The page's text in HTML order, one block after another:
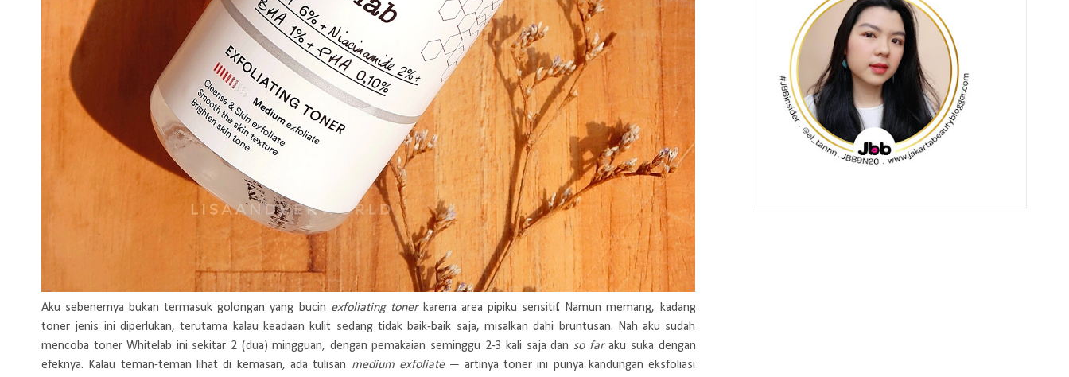
Aku sebenernya bukan termasuk golongan yang bucin exfoliating toner karena area pipiku sensitif. Namun memang, kadang
toner jenis ini diperlukan, terutama kalau keadaan kulit sedang tidak baik-baik saja, misalkan dahi bruntusan. Nah aku sudah
mencoba toner Whitelab ini sekitar 2 (dua) mingguan, dengan pemakaian seminggu 2-3 kali saja dan so faraku suka dengan
efeknya. Kalau teman-teman lihat di kemasan, ada tulisan medium exfoliate — artinya toner ini punya kandungan eksfoliasi